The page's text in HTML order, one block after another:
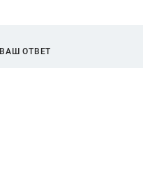
ВАШ ОТВЕТ